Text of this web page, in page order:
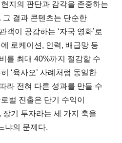
지의 판단과 감각을 존중하는
그 결과 콘텐츠는 단순한
객이 공감하는 ‘자국 영화’로
로케이션, 인력, 배급망 등
를 최대 40%까지 절감할 수
‘육사오’ 사례처럼 동일한
라 전혀 다른 성과를 만들 수
벌 진출은 단기 수익이
기 투자라는 세 가지 축을
냐의 문제다.